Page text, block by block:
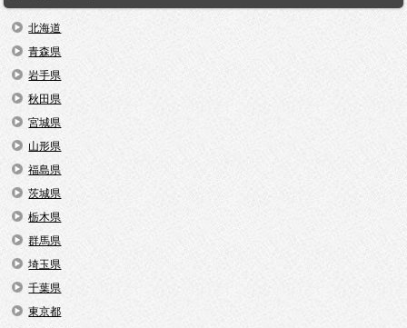
北海道
青森県
岩手県
秋田県
宮城県
山形県
福島県
茨城県
栃木県
群馬県
埼玉県
千葉県
東京都